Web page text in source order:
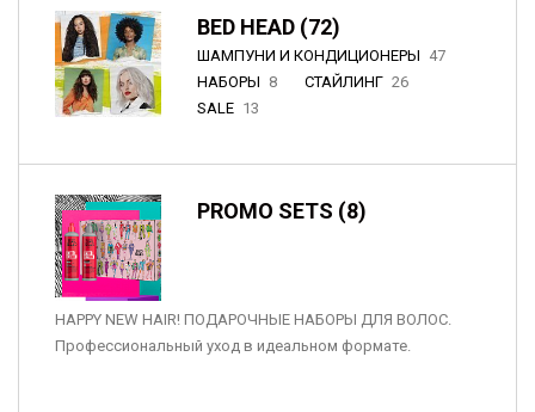
BED HEAD (72)
ШАМПУНИ И КОНДИЦИОНЕРЫ 47
НАБОРЫ 8 СТАЙЛИНГ 26
SALE 13
PROMO SETS (8)
HAPPY NEW HAIR! ПОДАРОЧНЫЕ НАБОРЫ ДЛЯ ВОЛОС.
Профессиональный уход в идеальном формате.